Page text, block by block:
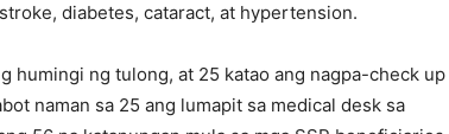
diabetes, cataract, at hypertension.
humingi ng tulong, at 25 katao ang nagpa-check up
naman sa 25 ang lumapit sa medical desk sa